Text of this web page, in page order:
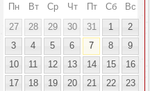
Пн Вт Ср Чт Пт Сб
Вс
27
28 29 30 31 1
2
3
4 5 6 7 8
9
10
11 12 13 14 15
16
17
18 19 20 21 22
23